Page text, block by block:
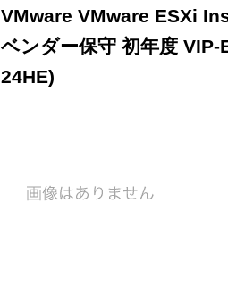
VMware VMware ESXi
ベンダー保守 初年度
24HE)